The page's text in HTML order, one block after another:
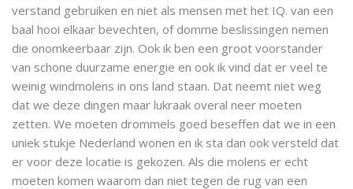
verstand gebruiken en niet als mensen met het IQ. van een
baal hooi elkaar bevechten, of domme beslissingen nemen
die onomkeerbaar zijn. Ook ik ben een groot voorstander
van schone duurzame energie en ook ik vind dat er veel te
weinig windmolens in ons land staan. Dat neemt niet weg
dat we deze dingen maar lukraak overal neer moeten
zetten. We moeten drommels goed beseffen dat we in een
uniek stukje Nederland wonen en ik sta dan ook versteld dat
er voor deze locatie is gekozen. Als die molens er echt
moeten komen waarom dan niet tegen de rug van een